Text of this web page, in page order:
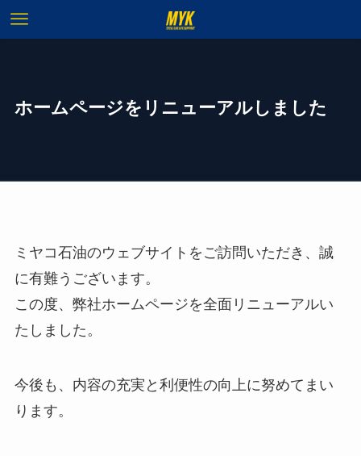
ホームページをリニューアルしました
ミヤコ石油のウェブサイトをご訪問いただき、誠
に有難うございます。
この度、弊社ホームページを全面リニューアルい
たしました。
今後も、内容の充実と利便性の向上に努めてまい
ります。